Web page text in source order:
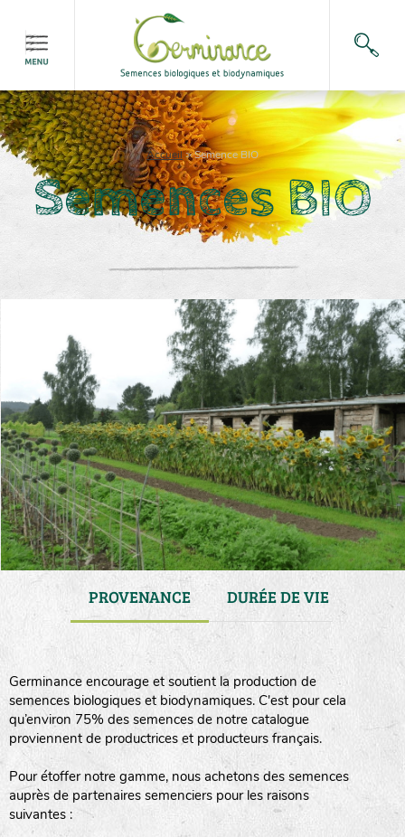
Accueil>Semence BIO
Semences BIO
PROVENANCE DURÉE DE VIE
Germinance encourage et soutient la production de
semences biologiques et biodynamiques. C'est pour cela
qu’environ 75% des semences de notre catalogue
proviennent de productrices et producteurs français.
Pour étoffer notre gamme, nous achetons des semences
auprès de partenaires semenciers pour les raisons
suivantes :